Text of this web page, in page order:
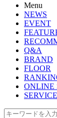
Menu
NEWS
EVENT
Q&A
BRAND
FLOOR
ONLINE
SERVICE